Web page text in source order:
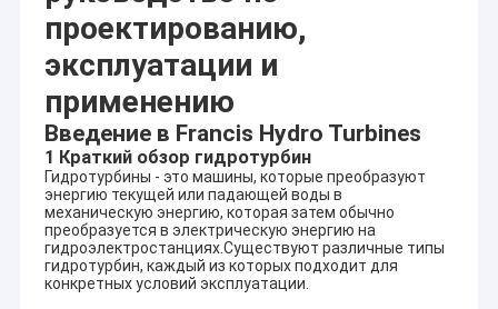
проектированию,
эксплуатации и
применению
Введение в Francis Hydro Turbines
1 Краткий обзор гидротурбин
Гидротурбины - это машины, которые преобразуют
энергию текущей или падающей воды в
механическую энергию, которая затем обычно
преобразуется в электрическую энергию на
гидроэлектростанциях.Существуют различные типы
гидротурбин, каждый из которых подходит для
конкретных условий эксплуатации.